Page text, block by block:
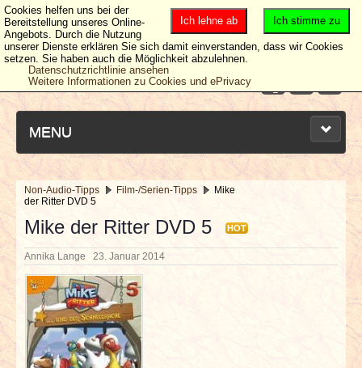
MENU
NEUESTE ARTIKEL
NEWS & DATES
BERICHTE
VERLOSUNGEN
Non-Audio-Tipps Film-/Serien-Tipps
Mike
der Ritter DVD 5
Mike der Ritter DVD 5 HOT
Annika Lange 23. Januar 2014
Ich stimme zu
Ich lehne ab
Cookies helfen uns bei der
Bereitstellung unseres Online-
Angebots. Durch die Nutzung
unserer Dienste erklären Sie sich damit einverstanden, dass wir Cookies
setzen. Sie haben auch die Möglichkeit abzulehnen.
Datenschutzrichtlinie ansehen
Weitere Informationen zu Cookies und ePrivacy